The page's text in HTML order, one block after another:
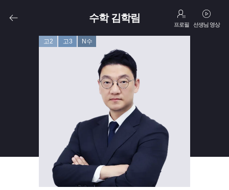
수학 김학림
프로필 선생님 영상
고2 고3 N수